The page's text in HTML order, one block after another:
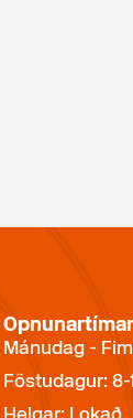
Opnunartímar
Mánudag -
Föstudagur: 8-
Helgar: Lokað